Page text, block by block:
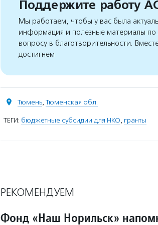
Поддержите работу
Мы работаем, чтобы у вас была
информация и полезные материалы
вопросу в благотворительности.
достигнем
Тюмень, Тюменская обл.
ТЕГИ: бюджетные субсидии для НКО, гранты
РЕКОМЕНДУЕМ
Фонд «Наш Норильск»